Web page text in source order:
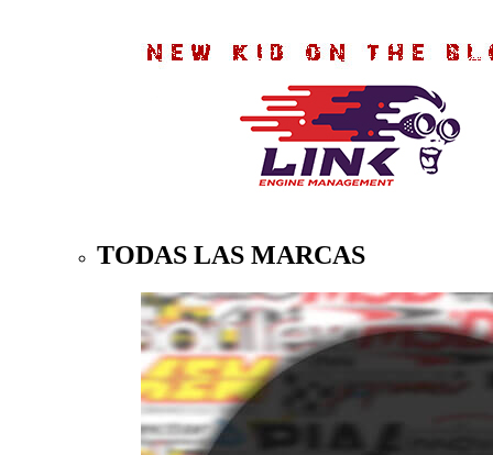
TODAS LAS MARCAS